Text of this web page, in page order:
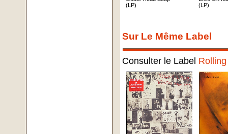
(LP)
(LP)
Sur Le Même Label
Consulter le Label